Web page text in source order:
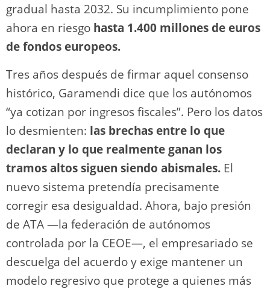
gradual hasta 2032. Su incumplimiento pone
ahora en riesgo hasta 1.400 millones de euros
de fondos europeos.
Tres años después de firmar aquel consenso
histórico, Garamendi dice que los autónomos
“ya cotizan por ingresos fiscales”. Pero los datos
lo desmienten: las brechas entre lo que
declaran y lo que realmente ganan los
tramos altos siguen siendo abismales. El
nuevo sistema pretendía precisamente
corregir esa desigualdad. Ahora, bajo presión
de ATA —la federación de autónomos
controlada por la CEOE—, el empresariado se
descuelga del acuerdo y exige mantener un
modelo regresivo que protege a quienes más